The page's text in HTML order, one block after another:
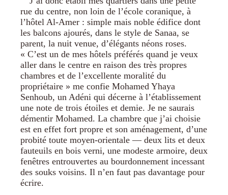
rue du centre, non loin de l’école coranique, à
l’hôtel Al-Amer : simple mais noble édifice dont
les balcons ajourés, dans le style de Sanaa, se
parent, la nuit venue, d’élégants néons roses.
« C’est un de mes hôtels préférés quand je veux
aller dans le centre en raison des très propres
chambres et de l’excellente moralité du
propriétaire » me confie Mohamed Yhaya
Senhoub, un Adéni qui décerne à l’établissement
une note de trois étoiles et demie. Je ne saurais
démentir Mohamed. La chambre que j’ai choisie
est en effet fort propre et son aménagement, d’une
probité toute moyen-orientale — deux lits et deux
fauteuils en bois verni, une modeste armoire, deux
fenêtres entrouvertes au bourdonnement incessant
des souks voisins. Il n’en faut pas davantage pour
écrire.